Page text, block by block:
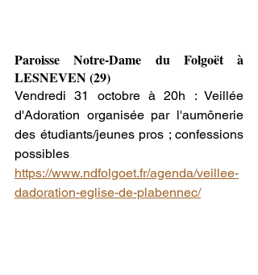
Paroisse Notre-Dame du Folgoët à
LESNEVEN (29)
Vendredi 31 octobre à 20h : Veillée
d'Adoration organisée par l'aumônerie
des étudiants/jeunes pros ; confessions
possibles
https://www.ndfolgoet.fr/agenda/veillee-
dadoration-eglise-de-plabennec/